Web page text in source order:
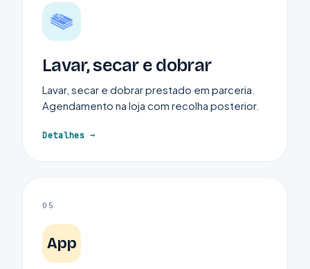
Lavar, secar e dobrar
Lavar, secar e dobrar prestado em parceria.
Agendamento na loja com recolha posterior.
Detalhes
05
App